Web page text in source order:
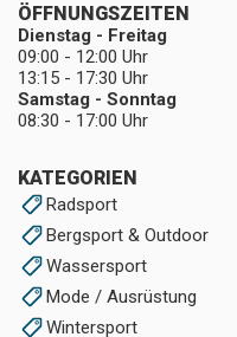
KATEGORIEN
Radsport
Bergsport & Outdoor
Wassersport
Mode / Ausrüstung
Wintersport
ÖFFNUNGSZEITEN
Dienstag - Freitag
09:00 - 12:00 Uhr
13:15 - 17:30 Uhr
Samstag - Sonntag
08:30 - 17:00 Uhr